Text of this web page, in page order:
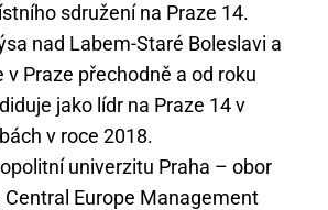
sdružení na Praze 14.
nad Labem-Staré Boleslavi a
v Praze přechodně a od roku
jako lídr na Praze 14 v
v roce 2018.
univerzitu Praha – obor
Europe Management